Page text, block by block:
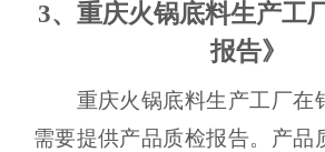
3、重庆火锅底料生产工
报告》
重庆火锅底料生产工厂在
需要提供产品质检报告。产品